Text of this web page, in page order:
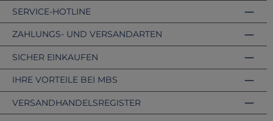
SERVICE-HOTLINE
ZAHLUNGS- UND VERSANDARTEN
VERSANDHANDELSREGISTER
SICHER EINKAUFEN
IHRE VORTEILE BEI MBS